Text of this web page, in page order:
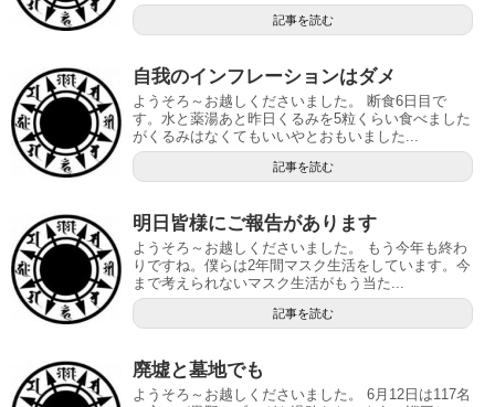
記事を読む
自我のインフレーションはダメ
ようそろ～お越しくださいました。 断食6日目で
す。水と薬湯あと昨日くるみを5粒くらい食べました
がくるみはなくてもいいやとおもいました...
記事を読む
明日皆様にご報告があります
ようそろ～お越しくださいました。 もう今年も終わ
りですね。僕らは2年間マスク生活をしています。今
まで考えられないマスク生活がもう当た...
記事を読む
廃墟と墓地でも
ようそろ～お越しくださいました。 6月12日は117名